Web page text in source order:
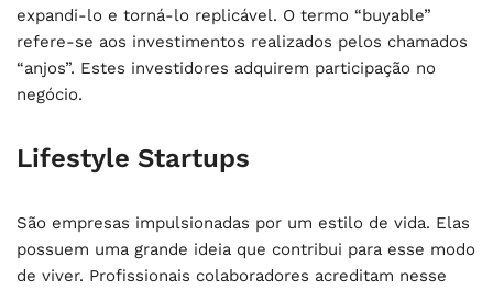
expandi-lo e torná-lo replicável. O termo “buyable”
refere-se aos investimentos realizados pelos chamados
“anjos”. Estes investidores adquirem participação no
negócio.
Lifestyle Startups
São empresas impulsionadas por um estilo de vida. Elas
possuem uma grande ideia que contribui para esse modo
de viver. Profissionais colaboradores acreditam nesse